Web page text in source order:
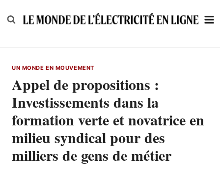
to
UN MONDE EN MOUVEMENT
Appel de propositions :
Investissements dans la
formation verte et novatrice en
milieu syndical pour des
milliers de gens de métier